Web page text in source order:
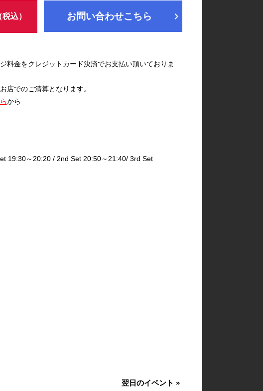
込） お問い合わせこちら chevron_right
料金をクレジットカード決済でお支払い頂いておりま
店でのご清算となります。
から
19:30～20:20 / 2nd Set 20:50～21:40/ 3rd Set
翌日のイベント »